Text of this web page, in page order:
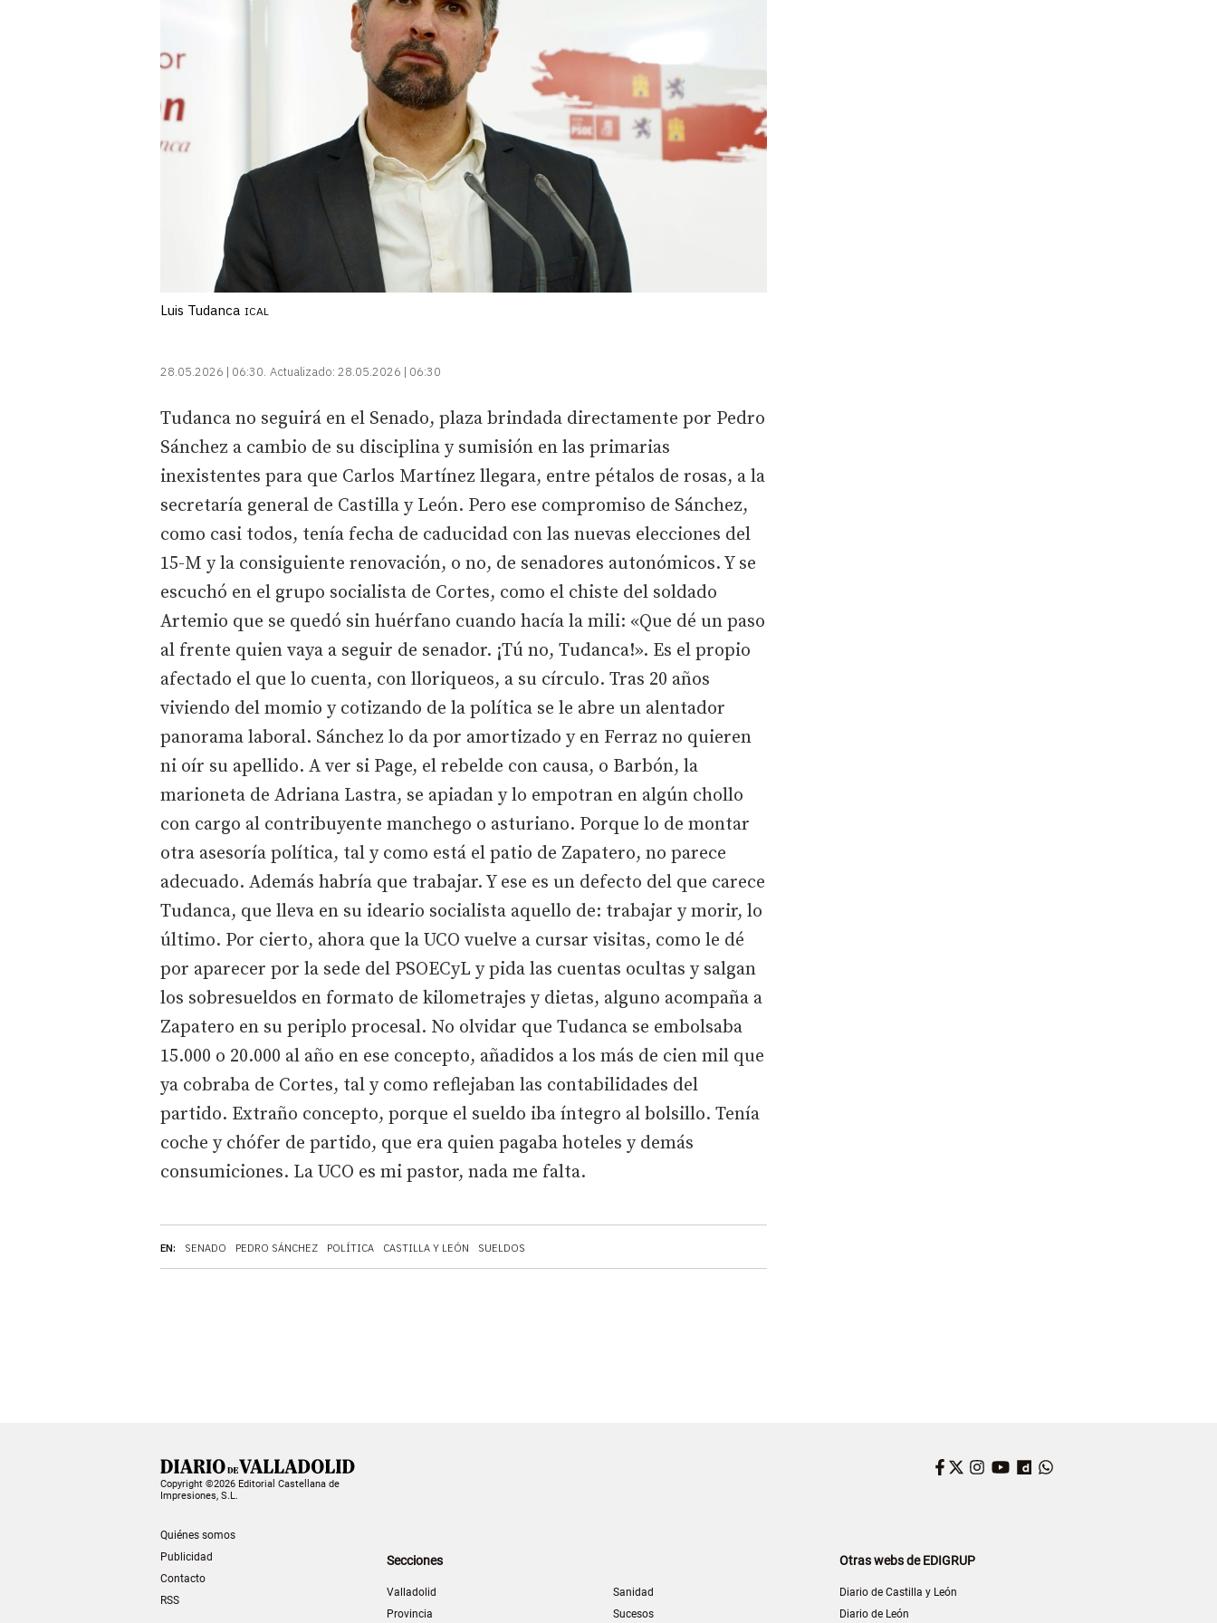
Luis Tudanca ICAL
28.05.2026 | 06:30 Actualizado: 28.05.2026 | 06:30
EN: SENADO PEDRO SÁNCHEZ POLÍTICA CASTILLA Y LEÓN SUELDOS
Tudanca no seguirá en el Senado, plaza brindada directamente por Pedro
Sánchez a cambio de su disciplina y sumisión en las primarias
inexistentes para que Carlos Martínez llegara, entre pétalos de rosas, a la
secretaría general de Castilla y León. Pero ese compromiso de Sánchez,
como casi todos, tenía fecha de caducidad con las nuevas elecciones del
15-M y la consiguiente renovación, o no, de senadores autonómicos. Y se
escuchó en el grupo socialista de Cortes, como el chiste del soldado
Artemio que se quedó sin huérfano cuando hacía la mili: «Que dé un paso
al frente quien vaya a seguir de senador. ¡Tú no, Tudanca!». Es el propio
afectado el que lo cuenta, con lloriqueos, a su círculo. Tras 20 años
viviendo del momio y cotizando de la política se le abre un alentador
panorama laboral. Sánchez lo da por amortizado y en Ferraz no quieren
ni oír su apellido. A ver si Page, el rebelde con causa, o Barbón, la
marioneta de Adriana Lastra, se apiadan y lo empotran en algún chollo
con cargo al contribuyente manchego o asturiano. Porque lo de montar
otra asesoría política, tal y como está el patio de Zapatero, no parece
adecuado. Además habría que trabajar. Y ese es un defecto del que carece
Tudanca, que lleva en su ideario socialista aquello de: trabajar y morir, lo
último. Por cierto, ahora que la UCO vuelve a cursar visitas, como le dé
por aparecer por la sede del PSOECyL y pida las cuentas ocultas y salgan
los sobresueldos en formato de kilometrajes y dietas, alguno acompaña a
Zapatero en su periplo procesal. No olvidar que Tudanca se embolsaba
15.000 o 20.000 al año en ese concepto, añadidos a los más de cien mil que
ya cobraba de Cortes, tal y como reflejaban las contabilidades del
partido. Extraño concepto, porque el sueldo iba íntegro al bolsillo. Tenía
coche y chófer de partido, que era quien pagaba hoteles y demás
consumiciones. La UCO es mi pastor, nada me falta.
Copyright ©2026 Editorial Castellana de
Impresiones, S.L.
Quiénes somos
Publicidad
Contacto
RSS
Facebook
Twitter
Instagram
YouTube
Dailymotion
Secciones
Valladolid
Provincia
Sanidad
Sucesos
Otras webs de EDIGRUP
Diario de Castilla y León
Diario de León